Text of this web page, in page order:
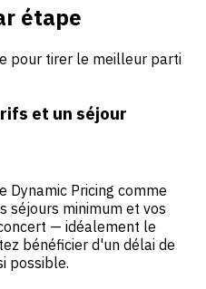
étape
pour tirer le meilleur parti
et un séjour
Dynamic Pricing comme
séjours minimum et vos
— idéalement le
bénéficier d'un délai de
possible.